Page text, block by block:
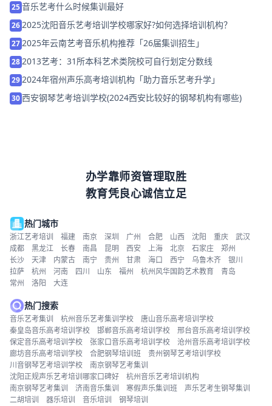
25音乐艺考什么时候集训最好
262025沈阳音乐艺考培训学校哪家好?如何选择培训机构？
272025年云南艺考音乐机构推荐「26届集训招生」
282013艺考：31所本科艺术类院校可自行划定分数线
292024年宿州声乐高考培训机构「助力音乐艺考升学」
30西安钢琴艺考培训学校(2024西安比较好的钢琴机构有哪些)
办学靠师资管理取胜
教育凭良心诚信立足
热门城市
浙江艺考培训 福建 南京 深圳 广州 合肥 山西 沈阳 重庆
武汉
成都
黑龙江 长春 南昌 昆明 西安 上海 北京 石家庄
郑州
长沙
天津 内蒙古 南宁 贵州 甘肃 海口 西宁 乌鲁木齐
银川
拉萨
杭州 河南 四川 山东 福州 杭州风华国韵艺术教育
青岛
常州
洛阳 大连
热门搜索
音乐艺考集训 杭州音乐艺考集训学校
唐山音乐高考培训学校
秦皇岛音乐高考培训学校
邯郸音乐高考培训学校
邢台音乐高考培训学校
保定音乐高考培训学校
张家口音乐高考培训学校
沧州音乐高考培训学校
廊坊音乐高考培训学校
合肥钢琴培训班
贵州钢琴艺考培训学校
川音钢琴艺考培训学校
南京钢琴艺考集训
沈阳正规声乐艺考培训哪家口碑好
杭州音乐艺考培训机构
南京钢琴艺考集训
济南音乐集训 寒假声乐集训班
声乐艺考生钢琴集训
二胡培训
器乐培训 音乐培训 钢琴培训